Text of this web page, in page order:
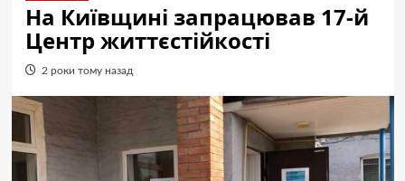
На Київщині запрацював 17-й
Центр життєстійкості
2 роки тому назад